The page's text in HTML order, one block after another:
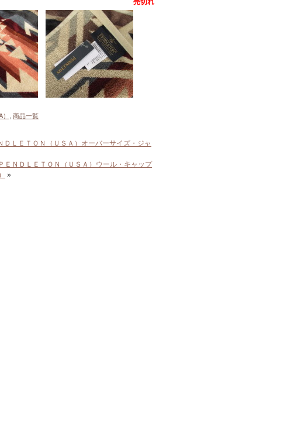
売切れ
商品一覧
ＬＥＴＯＮ（ＵＳＡ）オーバーサイズ・ジャ
ＮＤＬＥＴＯＮ（ＵＳＡ）ウール・キャップ
»